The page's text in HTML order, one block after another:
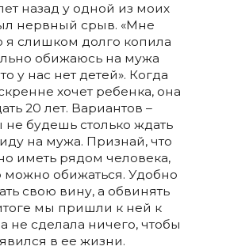
назад у одной из моих
нервный срыв. «Мне
я слишком долго копила
обижаюсь на мужа
у нас нет детей». Когда
хочет ребенка, она
20 лет. Вариантов –
не будешь столько ждать
на мужа. Признай, что
иметь рядом человека,
можно обижаться. Удобно
свою вину, а обвинять
мы пришли к ней к
не сделала ничего, чтобы
в ее жизни.